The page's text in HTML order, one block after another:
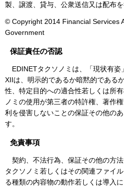
製、譲渡、貸与、公衆送信又は配布
© Copyright 2014 Financial Services
Government
保証責任の否認
EDINETタクソノミは、「現状有
XIIは、明示的であるか暗黙的である
性、特定目的への適合性若しくは所
ノミの使用が第三者の特許権、著作
利を侵害しないことの保証その他の
す。
免責事項
契約、不法行為、保証その他の方
タクソノミ若しくはその関連ファイ
る種類の内容物の動作若しくは導入